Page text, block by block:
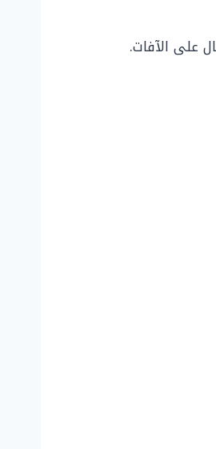
على الآفات.